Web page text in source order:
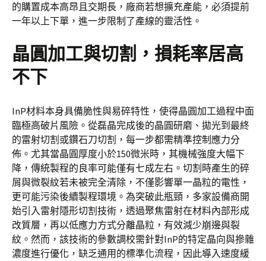
的購置成本高昂且交期長，廠商若想擴充產能，必須提前
一年以上下單，進一步限制了產線的靈活性。
晶圓加工與切割，損耗率居高
不下
InP材料本身具備脆性與易碎特性，使得晶圓加工過程中面
臨極高破片風險。從磊晶完成後的晶圓研磨、拋光到最終
的雷射切割或鑽石刀切割，每一步都需精準控制應力分
佈。尤其當晶圓厚度小於150微米時，其機械強度大幅下
降，傳統製程的良率可能僅有七成左右。切割時產生的碎
屑與微裂紋若未被完全清除，不僅影響單一晶粒的電性，
更可能污染後續製程環境。為突破此瓶頸，多家設備商開
始引入雷射隱形切割技術，透過聚焦雷射在材料內部形成
改質層，再以低應力方式分離晶粒，有效減少崩邊與裂
紋。然而，該技術的參數調校需針對InP的特定晶向與摻雜
濃度進行優化，缺乏通用的標準化流程，因此導入速度緩